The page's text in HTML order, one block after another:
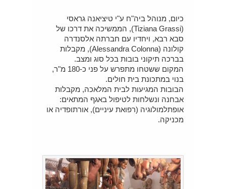
כיום, מנוהל ביה"ח ע"י טיציאנה גראסי
(Tiziana Grassi), הממשיכה את דרכו של
סבא רבא, ויחדיו עם חברתה אלסנדרה
קולונה (Alessandra Colonna), מקבלות
בברכה תיקוני בובות בכל סוג ומצב.
המקום ששטחו מתפרש על פני כ-180 מ"ר,
בנוי במתכונת בית חולים.
הבובות המגיעות לבית המלאכה, מקבלות
אבחנה ונשלחות לטיפול באגף המתאים:
אופתלמולוגיה (רפואת עיניים), אורתופדיה או
מכניקה.